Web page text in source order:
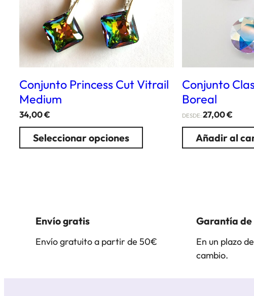
Conjunto Princess Cut Vitrail
Medium
34,00€
Seleccionar opciones
Conjunto
Boreal
DESDE: 27,00€
Añadir al
Envío gratis
Envío gratuito a partir de 50€
Garantía de
En un plazo
cambio.